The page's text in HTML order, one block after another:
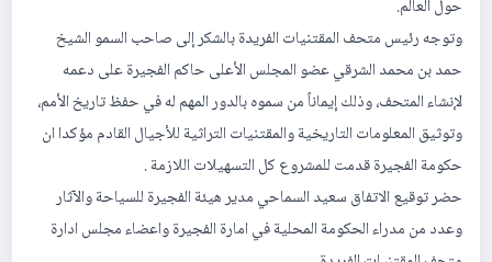
حول العالم.
وتوجه رئيس متحف المقتنيات الفريدة بالشكر إلى صاحب السمو الشيخ
حمد بن محمد الشرقي عضو المجلس الأعلى حاكم الفجيرة على دعمه
لإنشاء المتحف، وذلك إيماناً من سموه بالدور المهم له في حفظ تاريخ الأمم،
وتوثيق المعلومات التاريخية والمقتنيات التراثية للأجيال القادم مؤكدا ان
حكومة الفجيرة قدمت للمشروع كل التسهيلات اللازمة .
حضر توقيع الاتفاق سعيد السماحي مدير هيئة الفجيرة للسياحة والآثار
وعدد من مدراء الحكومة المحلية في امارة الفجيرة واعضاء مجلس ادارة